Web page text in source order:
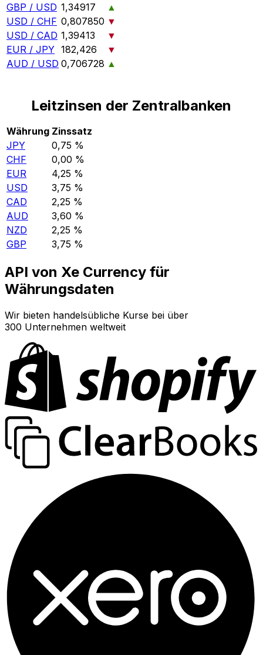
GBP / USD 1,34917
▲
USD / CHF 0,807850 ▼
USD / CAD 1,39413
▼
EUR / JPY 182,426
▼
AUD / USD 0,706728 ▲
Leitzinsen der Zentralbanken
Währung Zinssatz
JPY
0,75 %
CHF
0,00 %
EUR
4,25 %
USD
3,75 %
CAD
2,25 %
AUD
3,60 %
NZD
2,25 %
GBP
3,75 %
API von Xe Currency für
Währungsdaten
Wir bieten handelsübliche Kurse bei über
300 Unternehmen weltweit